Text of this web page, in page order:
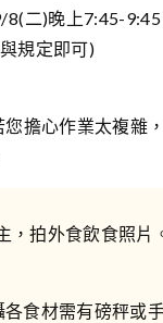
二)晚上7:45-
規定即可)
您擔心作業太複雜
，拍外食飲食照片
食材需有磅秤或